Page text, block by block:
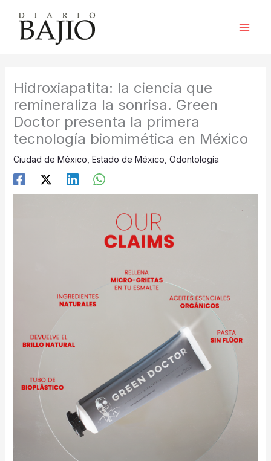
contenido
Hidroxiapatita: la ciencia que
remineraliza la sonrisa. Green
Doctor presenta la primera
tecnología biomimética en México
Ciudad de México Estado de México Odontología